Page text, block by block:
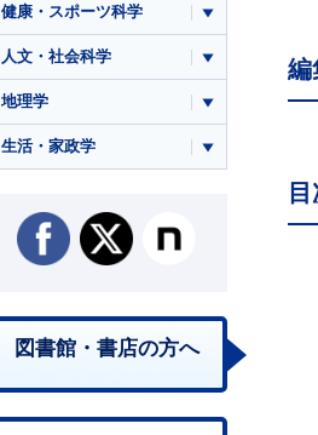
編
健康・スポーツ科学
人文・社会科学
地理学
生活・家政学
図書館・書店の方へ